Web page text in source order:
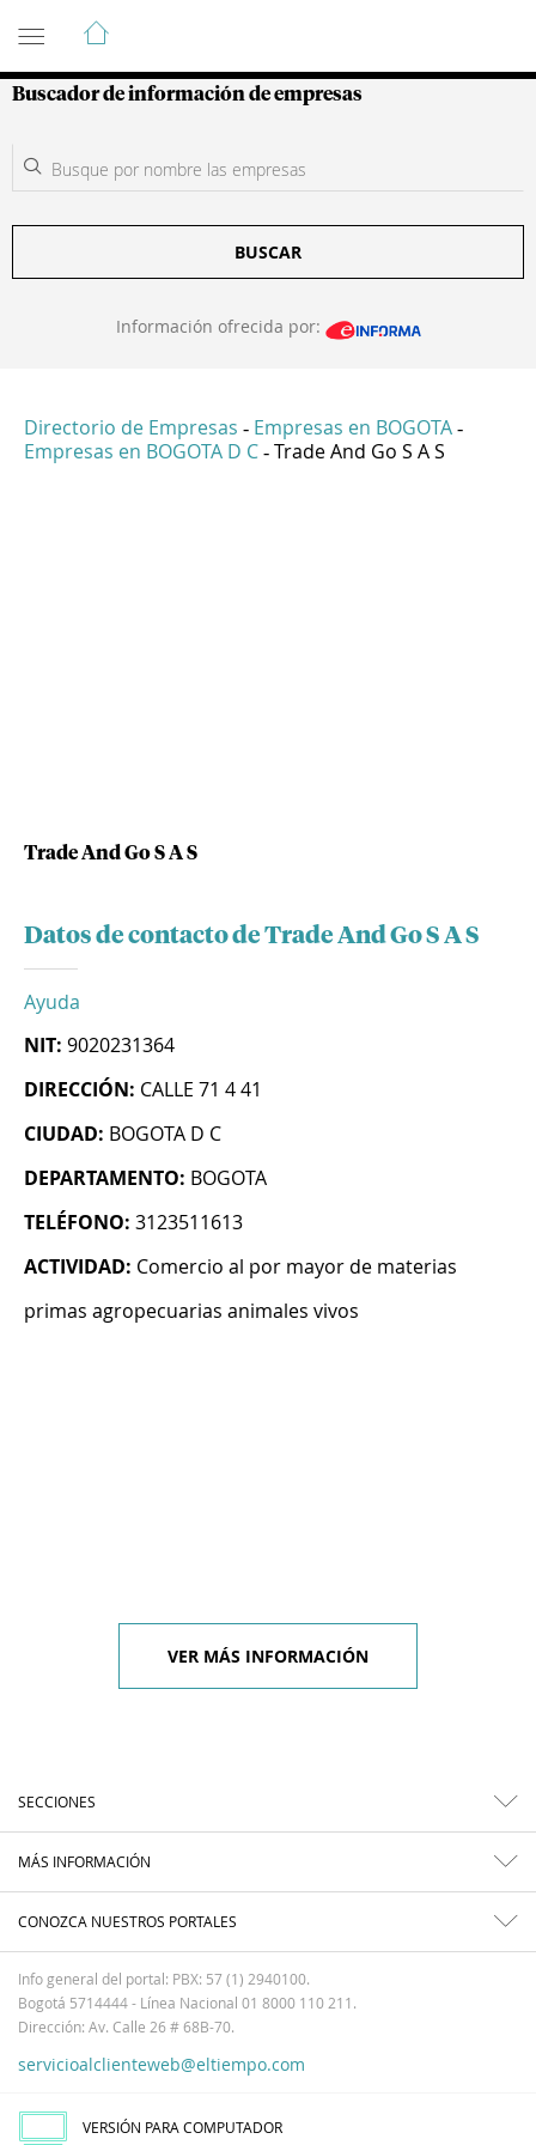
Guía de Empresas Colombianas
Buscador de información de empresas
BUSCAR
Información ofrecida por:
Directorio de Empresas - Empresas en BOGOTA -
Empresas en BOGOTA D C - Trade And Go S A S
Trade And Go S A S
Datos de contacto de Trade And Go S A S
Ayuda
NIT: 9020231364
DIRECCIÓN: CALLE 71 4 41
CIUDAD: BOGOTA D C
DEPARTAMENTO: BOGOTA
TELÉFONO: 3123511613
ACTIVIDAD: Comercio al por mayor de materias
primas agropecuarias animales vivos
VER MÁS INFORMACIÓN
SECCIONES
MÁS INFORMACIÓN
CONOZCA NUESTROS PORTALES
Info general del portal: PBX: 57 (1) 2940100.
Bogotá 5714444 - Línea Nacional 01 8000 110 211.
Dirección: Av. Calle 26 # 68B-70.
servicioalclienteweb@eltiempo.com
VERSIÓN PARA COMPUTADOR